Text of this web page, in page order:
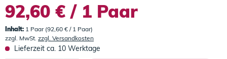
92,60 € / 1 Paar
Inhalt: 1 Paar (92,60 € / 1 Paar)
zzgl. MwSt. zzgl. Versandkosten
Lieferzeit ca. 10 Werktage